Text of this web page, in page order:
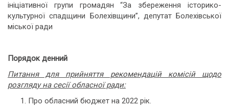
ініціативної групи громадян “За збереження історико-
культурної спадщини Болехівщини”, депутат Болехівської
міської ради
Порядок денний
Питання для прийняття рекомендацій комісій щодо
розгляду на сесії обласної ради:
Про обласний бюджет на 2022 рік.